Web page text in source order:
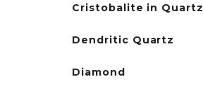
Cristobalite in Quartz
Dendritic Quartz
Diamond